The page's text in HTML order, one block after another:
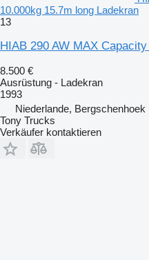
10.000kg 15.7m long Ladekran
13
HIAB 290 AW MAX
8.500 €
Ausrüstung - Ladekran
1993
Niederlande, Bergschenhoek
Tony Trucks
Verkäufer kontaktieren